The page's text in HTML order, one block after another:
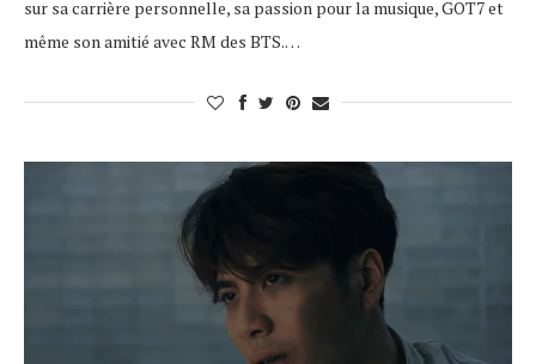
sur sa carrière personnelle, sa passion pour la musique, GOT7 et
même son amitié avec RM des BTS.…